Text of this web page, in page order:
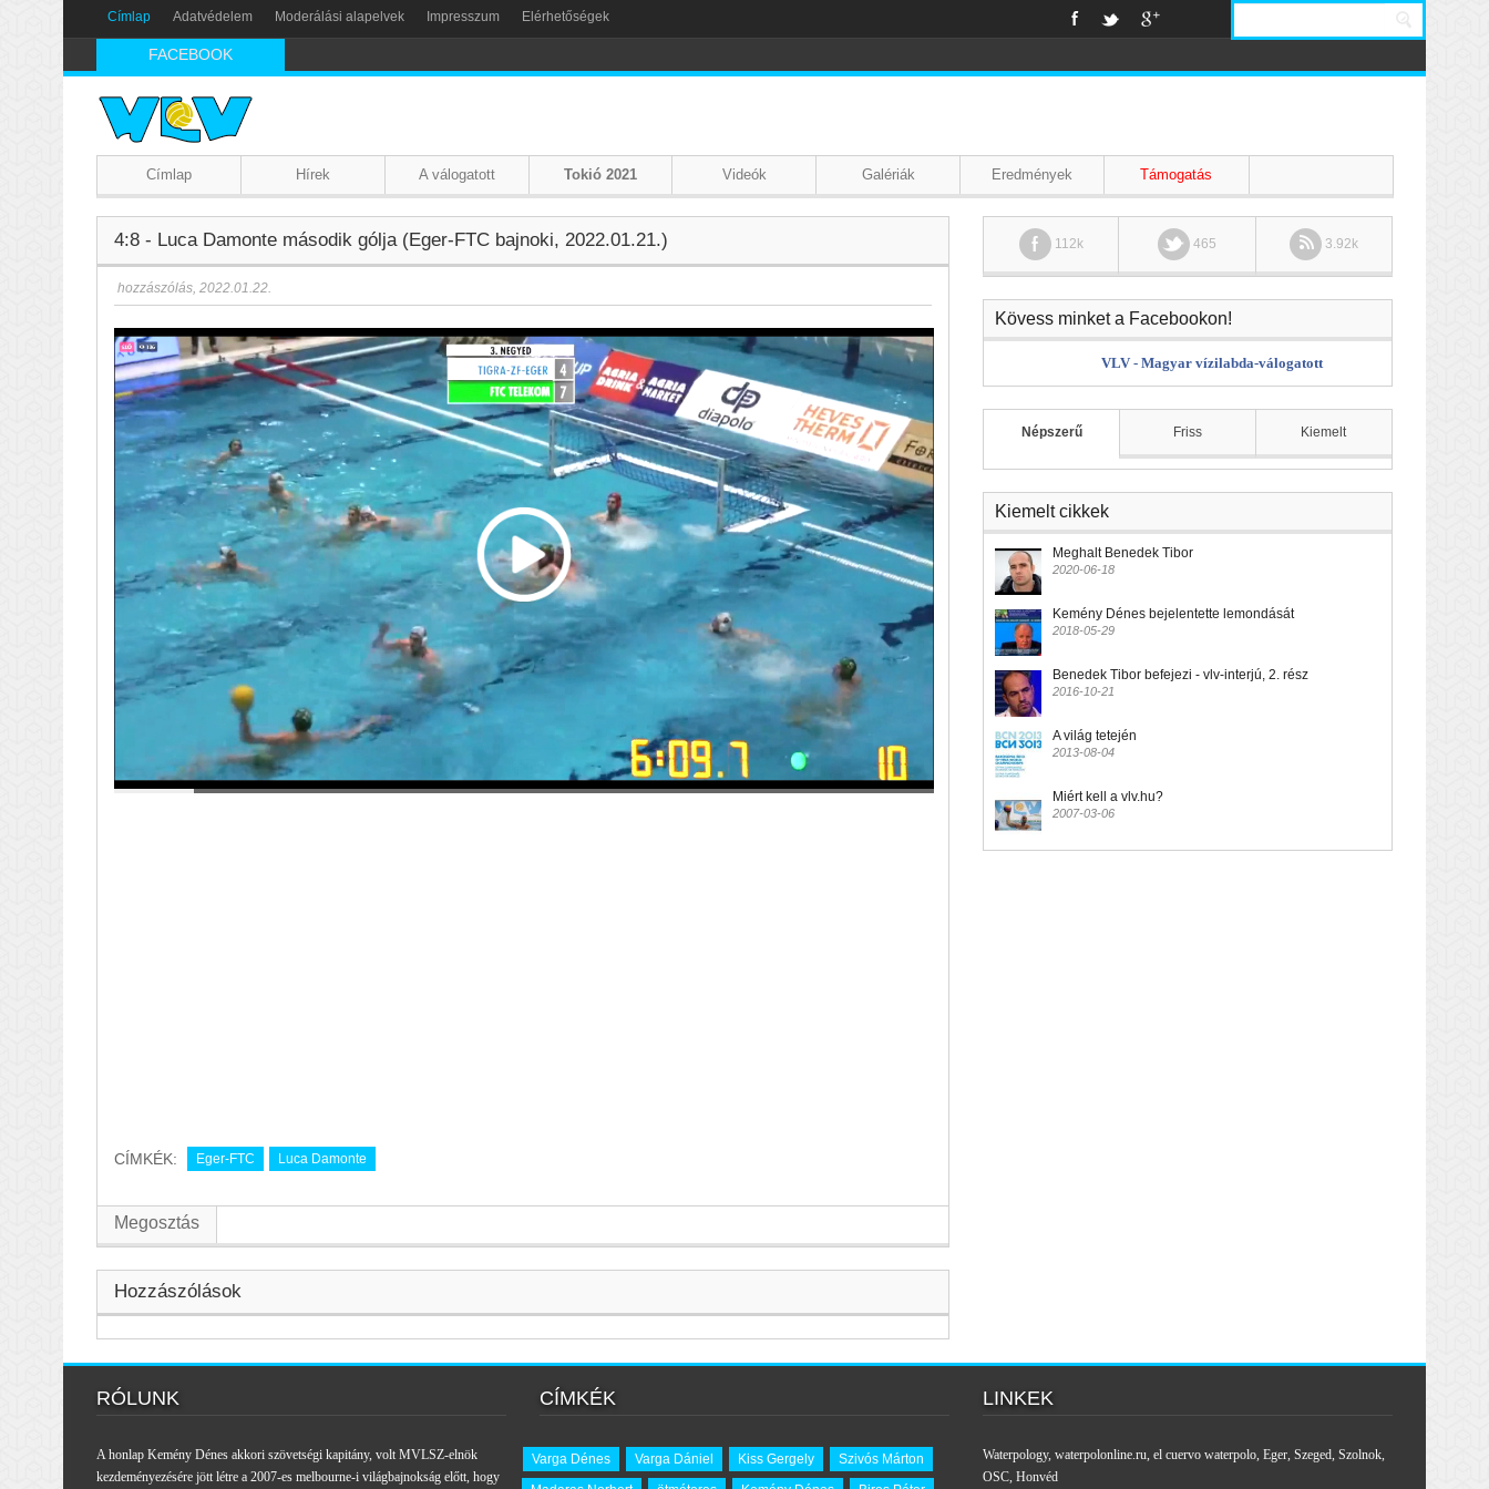
Címlap Adatvédelem Moderálási alapelvek Impresszum Elérhetőségek
FACEBOOK
Címlap Hírek A válogatott Tokió 2021 Videók Galériák Eredmények Támogatás
4:8 - Luca Damonte második gólja (Eger-FTC bajnoki, 2022.01.21.)
hozzászólás, 2022.01.22.
CÍMKÉK: Eger-FTC Luca Damonte
Megosztás
Hozzászólások
112k 465 3.92k
Kövess minket a Facebookon!
VLV - Magyar vízilabda-válogatott
Népszerű Friss Kiemelt
Kiemelt cikkek
Meghalt Benedek Tibor
2020-06-18
Kemény Dénes bejelentette lemondását
2018-05-29
Benedek Tibor befejezi - vlv-interjú, 2. rész
2016-10-21
A világ tetején
2013-08-04
Miért kell a vlv.hu?
2007-03-06
RÓLUNK
A honlap Kemény Dénes akkori szövetségi kapitány, volt MVLSZ-elnök
kezdeményezésére jött létre a 2007-es melbourne-i világbajnokság előtt, hogy
CÍMKÉK
Varga Dénes Varga Dániel Kiss Gergely
Szivós Márton
LINKEK
Waterpology, waterpolonline.ru, el cuervo waterpolo, Eger, Szeged, Szolnok,
OSC, Honvéd